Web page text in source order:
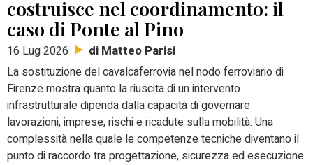
costruisce nel coordinamento: il
caso di Ponte al Pino
16 Lug 2026 di Matteo Parisi
La sostituzione del cavalcaferrovia nel nodo ferroviario di
Firenze mostra quanto la riuscita di un intervento
infrastrutturale dipenda dalla capacità di governare
lavorazioni, imprese, rischi e ricadute sulla mobilità. Una
complessità nella quale le competenze tecniche diventano il
punto di raccordo tra progettazione, sicurezza ed esecuzione.